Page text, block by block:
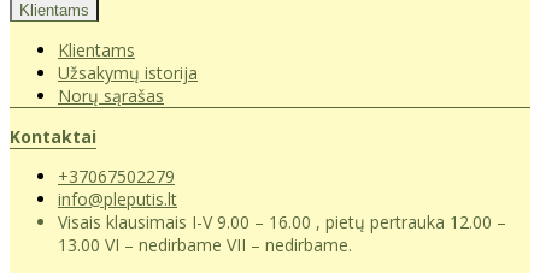
Klientams
Klientams
Užsakymų istorija
Norų sąrašas
Kontaktai
+37067502279
info@pleputis.lt
Visais klausimais I-V 9.00 – 16.00 , pietų pertrauka 12.00 –
13.00 VI – nedirbame VII – nedirbame.